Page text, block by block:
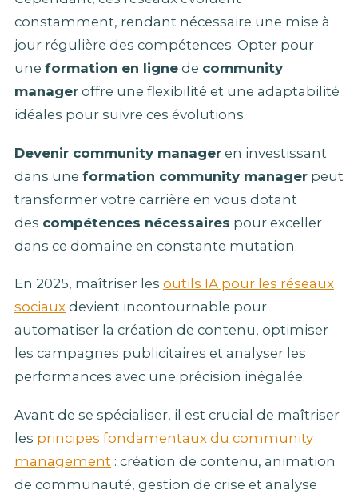
constamment, rendant nécessaire une mise à
jour régulière des compétences. Opter pour
une formation en ligne de community
manager offre une flexibilité et une adaptabilité
idéales pour suivre ces évolutions.
Devenir community manager en investissant
dans une formation community manager peut
transformer votre carrière en vous dotant
des compétences nécessaires pour exceller
dans ce domaine en constante mutation.
En 2025, maîtriser les outils IA pour les réseaux
sociaux devient incontournable pour
automatiser la création de contenu, optimiser
les campagnes publicitaires et analyser les
performances avec une précision inégalée.
Avant de se spécialiser, il est crucial de maîtriser
les principes fondamentaux du community
management : création de contenu, animation
de communauté, gestion de crise et analyse